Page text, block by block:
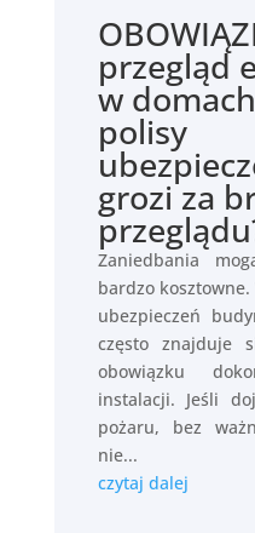
przegląd
w
polisy
grozi za
Zaniedbania
bardzo
ubezpieczeń
często znajduje
obowiązku
instalacji. Jeśli
pożaru, bez
nie...
czytaj dalej